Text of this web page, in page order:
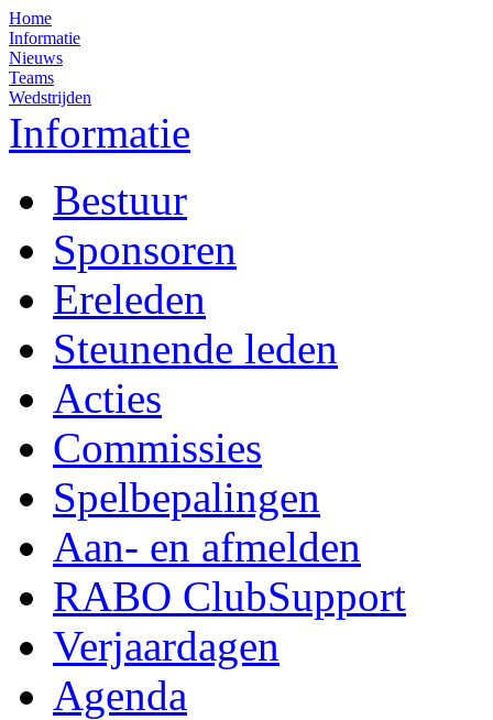
Home
Informatie
Nieuws
Teams
Wedstrijden
Informatie
Bestuur
Sponsoren
Ereleden
Steunende leden
Acties
Commissies
Spelbepalingen
Aan- en afmelden
RABO ClubSupport
Verjaardagen
Agenda